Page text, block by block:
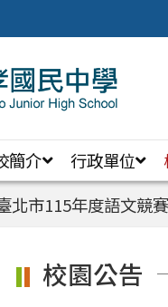
簡介 行政單位
北市115年度語文競
校園公告